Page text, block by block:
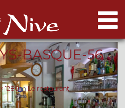
BASQUE-56
1280inLe restaurant.